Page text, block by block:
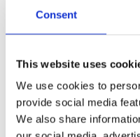
Consent
This website uses
We use cookies to
provide social media
We also share
100x40cm
4 360,00
INFO